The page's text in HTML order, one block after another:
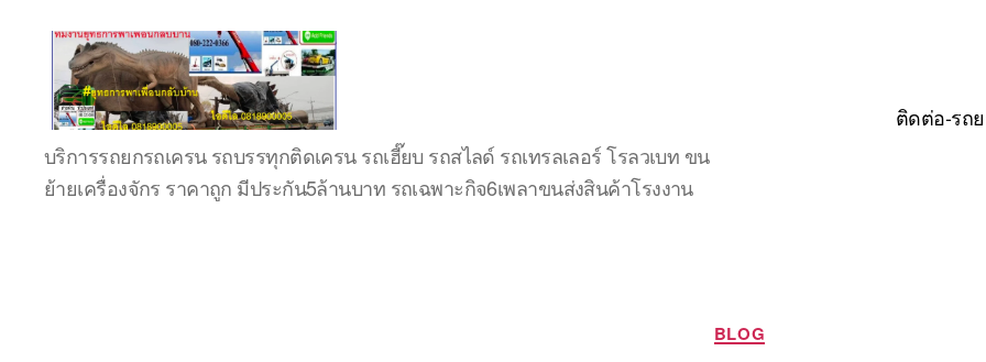
บริษัท
รถ
บรรทุก
บริการรถยกรถเครน รถบรรทุกติดเครน รถเฮี๊ยบ รถสไลด์ รถเทรลเลอร์ โรลวเบท ขน
ย้ายเครื่องจักร ราคาถูก มีประกัน5ล้านบาท รถเฉพาะกิจ6เพลาขนส่งสินค้าโรงงาน
ติดต่อ-รถ
Categories
BLOG